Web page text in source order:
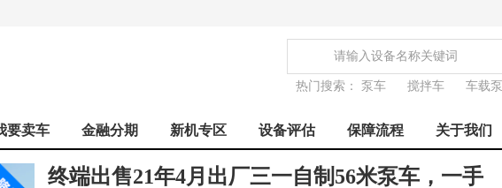
热门搜索： 泵车 搅拌车 车载泵
要卖车 金融分期 新机专区 设备评估 保障流程 关于我们
终端出售21年4月出厂三一自制56米泵车，一手